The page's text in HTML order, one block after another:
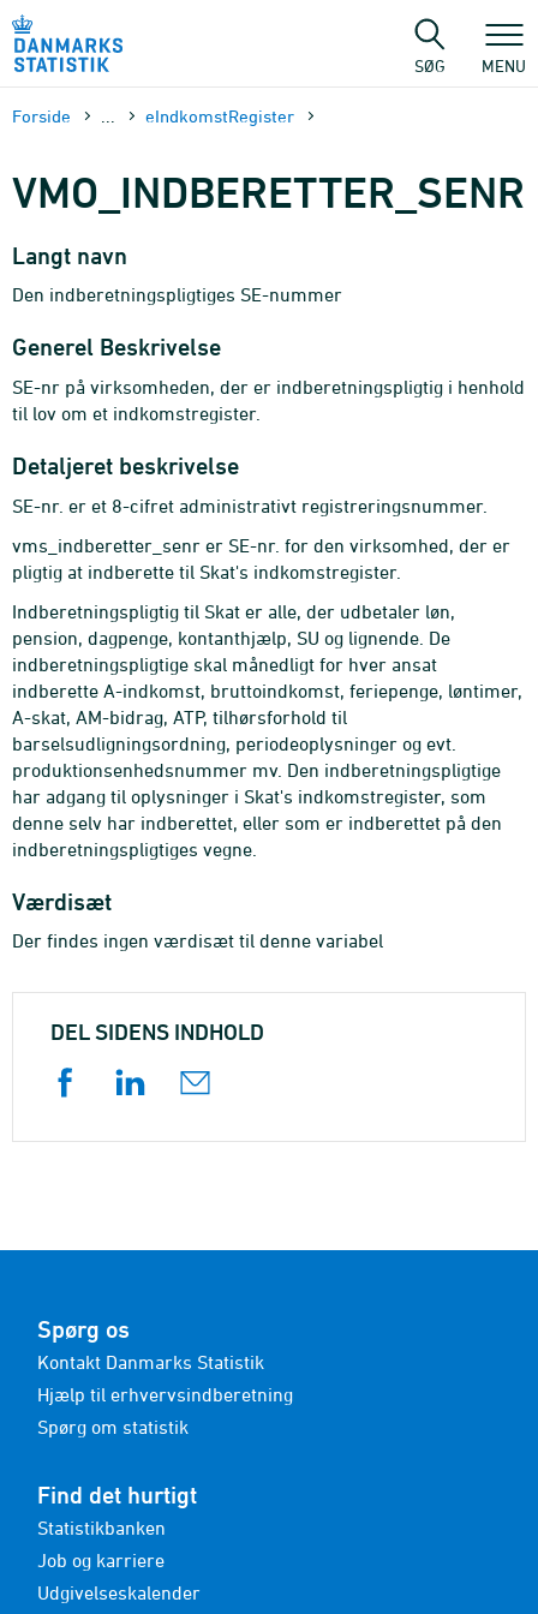
sidens
SØG MENU
Forside eIndkomstRegister
VMO_INDBERETTER_SENR
Langt navn
Den indberetningspligtiges SE-nummer
Generel Beskrivelse
SE-nr på virksomheden, der er indberetningspligtig i henhold
til lov om et indkomstregister.
Detaljeret beskrivelse
SE-nr. er et 8-cifret administrativt registreringsnummer.
vms_indberetter_senr er SE-nr. for den virksomhed, der er
pligtig at indberette til Skat's indkomstregister.
Indberetningspligtig til Skat er alle, der udbetaler løn,
pension, dagpenge, kontanthjælp, SU og lignende. De
indberetningspligtige skal månedligt for hver ansat
indberette A-indkomst, bruttoindkomst, feriepenge, løntimer,
A-skat, AM-bidrag, ATP, tilhørsforhold til
barselsudligningsordning, periodeoplysninger og evt.
produktionsenhedsnummer mv. Den indberetningspligtige
har adgang til oplysninger i Skat's indkomstregister, som
denne selv har indberettet, eller som er indberettet på den
indberetningspligtiges vegne.
Værdisæt
Der findes ingen værdisæt til denne variabel
DEL SIDENS INDHOLD
Spørg os
Kontakt Danmarks Statistik
Hjælp til erhvervsindberetning
Spørg om statistik
Find det hurtigt
Statistikbanken
Job og karriere
Udgivelseskalender